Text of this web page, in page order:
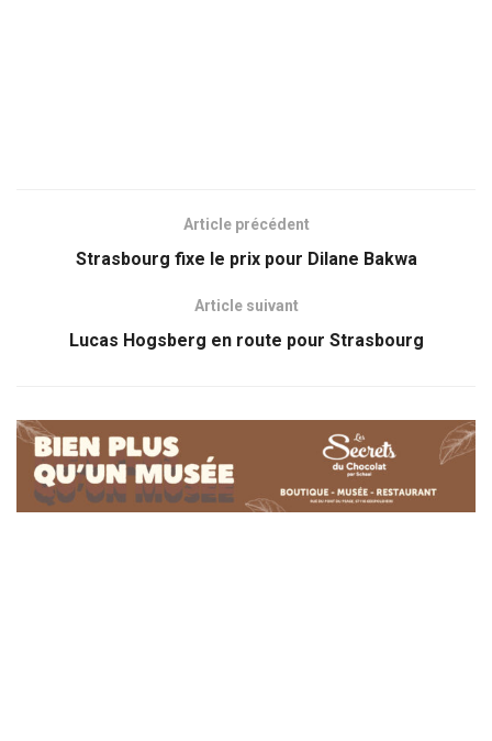
Article précédent
Strasbourg fixe le prix pour Dilane Bakwa
Article suivant
Lucas Hogsberg en route pour Strasbourg